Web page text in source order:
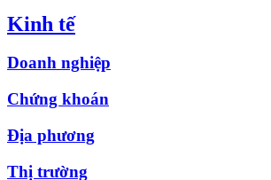
Kinh tế
Doanh nghiệp
Chứng khoán
Địa phương
Thị trường